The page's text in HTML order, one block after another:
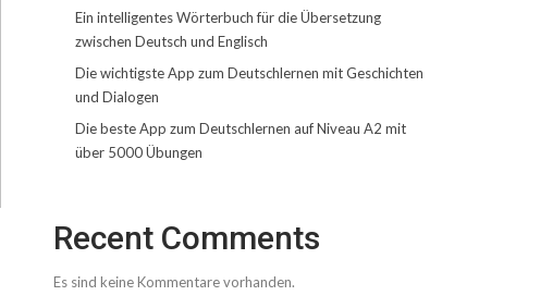
Ein intelligentes Wörterbuch für die Übersetzung
zwischen Deutsch und Englisch
Die wichtigste App zum Deutschlernen mit Geschichten
und Dialogen
Die beste App zum Deutschlernen auf Niveau A2 mit
über 5000 Übungen
Recent Comments
Es sind keine Kommentare vorhanden.